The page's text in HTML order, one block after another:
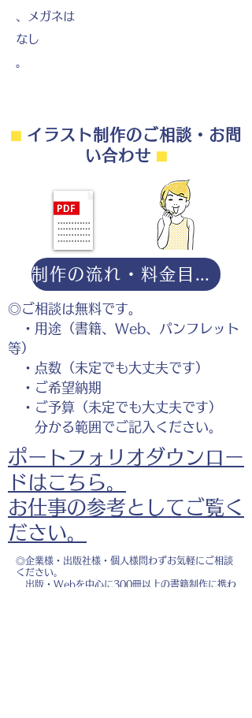
、メガネは
なし
。
⬛︎イラスト制作のご相談・お問
い合わせ ⬛︎
◎ご相談は無料です。
・用途（書籍、Web、パンフレット
等）
・点数（未定でも大丈夫です）
・ご希望納期
・ご予算（未定でも大丈夫です）
分かる範囲でご記入ください。
ポートフォリオダウンロー
ドはこちら。
お仕事の参考としてご覧く
ださい。
◎企業様・出版社様・個人様問わずお気軽にご相談
ください。
出版・Webを中心に300冊以上の書籍制作に携わ